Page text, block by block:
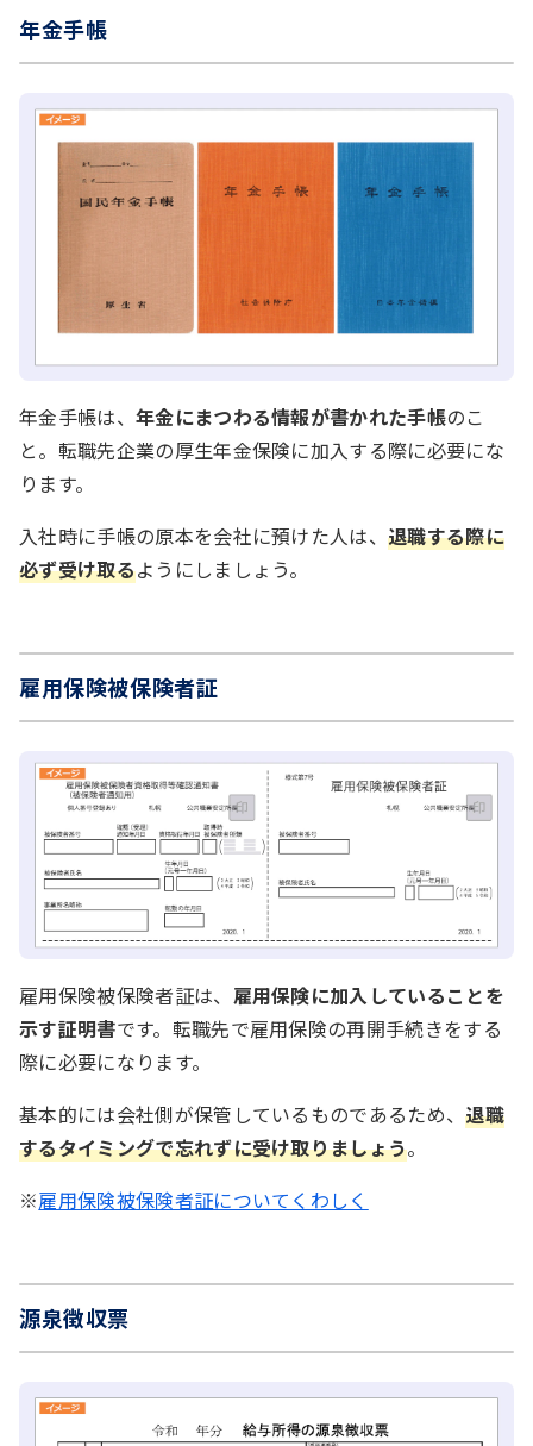
年金手帳
年金手帳は、 年金にまつわる情報が書かれた手帳のこ
と。転職先企業の厚生年金保険に加入する際に必要にな
ります。
入社時に手帳の原本を会社に預けた人は、退職する際に
必ず受け取るようにしましょう。
雇用保険被保険者証
雇用保険被保険者証は、 雇用保険に加入していることを
示す証明書です。転職先で雇用保険の再開手続きをする
際に必要になります。
基本的には会社側が保管しているものであるため、退職
するタイミングで忘れずに受け取りましょう。
※雇用保険被保険者証についてくわしく
源泉徴収票